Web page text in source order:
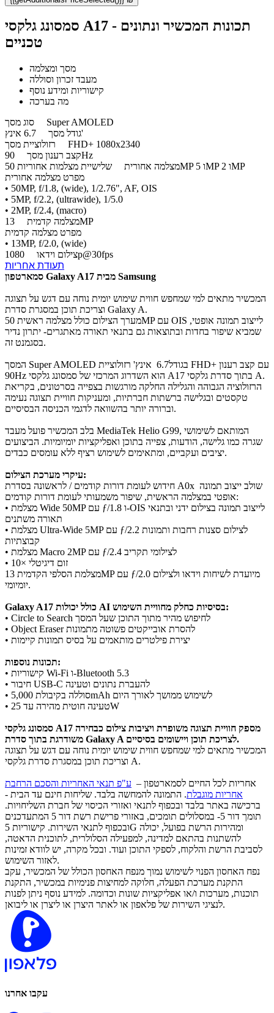
סמסונג גלקסי A17 - תכונות המכשיר ונתונים
טכניים
מסך ומצלמה
מעבד זכרון וסוללה
קישוריות ומידע נוסף
מה בערכה
סוג מסך Super AMOLED
גודל מסך6.7 אינץ'
רזולוציית מסך FHD+ 1080x2340
קצב רענון מסך90Hz
מצלמה אחורית
שלישיית מצלמות אחוריות 50MP ו 5MP ו 2MP
מפרט מצלמה אחורית
• 50MP, f/1.8, (wide), 1/2.76", AF, OIS
• 5MP, f/2.2, (ultrawide), 1/5.0
• 2MP, f/2.4, (macro)
מצלמה קדמית13MP
מפרט מצלמה קדמית
• 13MP, f/2.0, (wide)
צילום וידאו1080p@30fps
תעודת אחריות
סמארטפון Galaxy A17 מבית Samsung
המכשיר מתאים למי שמחפש חווית שימוש יומית נוחה עם דגש על תצוגה
וצריכת תוכן במסגרת סדרת Galaxy A.
מערך הצילום כולל מצלמה ראשית 50MP עם OIS לייצוב תמונה אופטי,
שמביא שיפור בחדות ובתוצאות גם בתנאי תאורה מאתגרים- יתרון נדיר
בסגמנט זה.
המסך Super AMOLED בגודל6.7 אינץ' רזולוציית FHD+ עם קצב רענון
90Hz הוא השדרוג המרכזי של סמסונג גלקסי A17 בתוך סדרת גלקסי A.
הרזולוציה הגבוהה והגלילה החלקה מורגשות בצפייה בסרטונים, בקריאת
טקסטים ובגלישה ברשתות חברתיות, ומעניקות חוויית תצוגה נעימה
וברורה יותר בהשוואה לדגמי הכניסה הבסיסיים.
בלב המכשיר פועל מעבד MediaTek Helio G99, המותאם לשימושי
שגרה כמו גלישה, הודעות, צפייה בתוכן ואפליקציות יומיומיות. הביצועים
יציבים ועקביים, ומתאימים לשימוש רציף ללא עומסים כבדים.
עיקרי מערכת הצילום:
חידוש לעומת דורות קודמים / לראשונה בסדרת A0x שולב ייצוב תמונה
אופטי במצלמה הראשית, שיפור משמעותי לעומת דורות קודמים:
• מצלמת Wide 50MP עם ƒ/1.8 ו-OIS לייצוב תמונה בצילום ידני ובתנאי
תאורה משתנים
• מצלמת Ultra-Wide 5MP עם ƒ/2.2 לצילום סצנות רחבות ותמונות
קבוצתיות
• מצלמת Macro 2MP עם ƒ/2.4 לצילומי תקריב
• זום דיגיטלי ×10
מצלמת הסלפי הקדמית 13MP עם ƒ/2.0 מיועדת לשיחות וידאו ולצילום
יומיומי.
Galaxy A17 כולל יכולות AI בסיסיות כחלק מחוויית השימוש:
• Circle to Search לחיפוש מהיר מתוך התוכן שעל המסך
• Object Eraser להסרת אובייקטים פשוטה מתמונות
• יצירת פילטרים מותאמים על בסיס תמונות קיימות
תכונות נוספות:
• קישוריות Wi-Fi ו-Bluetooth 5.3
• חיבור USB-C להעברת נתונים וטעינה
• סוללה בקיבולת 5,000mAh לשימוש ממושך לאורך היום
• טעינה חוטית מהירה עד 25W
סמסונג גלקסי A17 מספק חוויית תצוגה משופרת ויציבות צילום כבחירה
משודרגת בתוך סדרת Galaxy A לצריכת תוכן ויישומים בסיסיים.
המכשיר מתאים למי שמחפש חווית שימוש יומית נוחה עם דגש על תצוגה
וצריכת תוכן במסגרת סדרת גלקסי A.
אחריות לכל החיים לסמארטפון – ע"פ תנאי האחריות והסכם הרחבת
אחריות מוגבלת. התמונה להמחשה בלבד. שליחות חינם עד הבית -
ברכישה באתר בלבד ובכפוף לתנאי ואזורי הכיסוי של חברת השליחויות.
תומך דור 5- במסלולים תומכים, באזורי פרישת רשת דור 5 המתעדכנים
ובכפוף לתנאי השירות. קישוריות 5G ומהירות הרשת בפועל, יכולה
להשתנות בהתאם למדינה, למפעילה הסלולרית, לתוכנית הדאטה,
לסביבת הרשת והלקוח, לספקי התוכן ועוד. ובכל מקרה, יש לוודא זמינות
לאזור השימוש.
נפח האחסון הפנוי לשימוש נמוך מנפח האחסון הכולל של המכשיר, עקב
התקנת מערכת הפעלה, חלוקה למחיצות פנימיות במכשיר, התקנת
תוכנות, מערכות ו/או אפליקציות שונות וכדומה. למידע נוסף ניתן לפנות
לנציגי השירות של פלאפון או לאתר היצרן או ליצרן או ליבואן.
עקבו אחרנו